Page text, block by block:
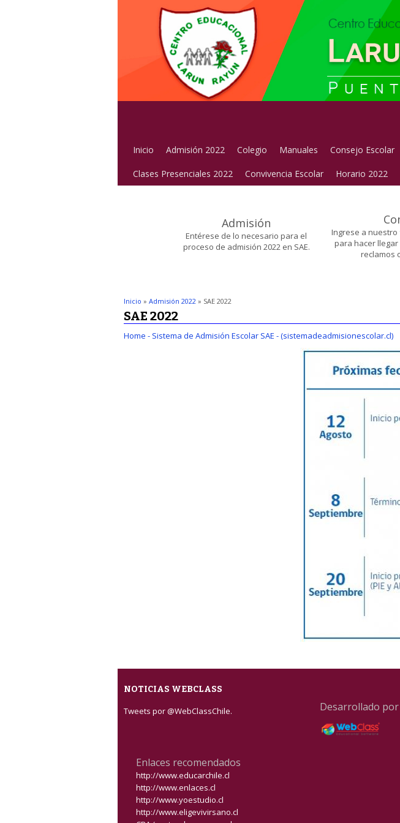
Inicio Admisión 2022 Colegio Manuales Consejo Escolar
Clases Presenciales 2022 Convivencia Escolar Horario 2022
Admisión
Entérese de lo necesario para el
proceso de admisión 2022 en SAE.
Ingrese a
para hacer
reclamos
Inicio » Admisión 2022 » SAE 2022
SAE 2022
Home - Sistema de Admisión Escolar SAE - (sistemadeadmisionescolar.cl)
NOTICIAS WEBCLASS
Tweets por @WebClassChile.
Enlaces recomendados
http://www.educarchile.cl
http://www.enlaces.cl
http://www.yoestudio.cl
http://www.eligevivirsano.cl
Desarrollado por